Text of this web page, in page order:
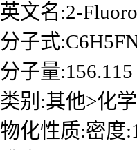
英文名:2-
分子式
分子量:156.115
类别:其他>化
物化性质:密度